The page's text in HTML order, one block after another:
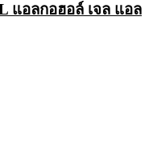
แอลกอฮอล์ เจล แอล